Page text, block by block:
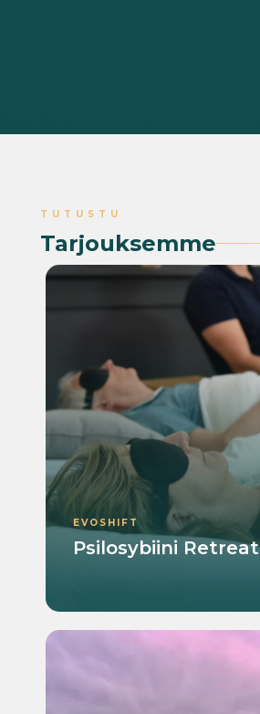
TUTUSTU
Tarjouksemme
EVOSHIFT
Psilosybiini Retreat